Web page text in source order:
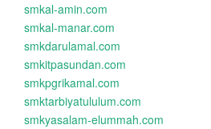
smkal-amin.com
smkal-manar.com
smkdarulamal.com
smkitpasundan.com
smkpgrikamal.com
smktarbiyatululum.com
smkyasalam-elummah.com